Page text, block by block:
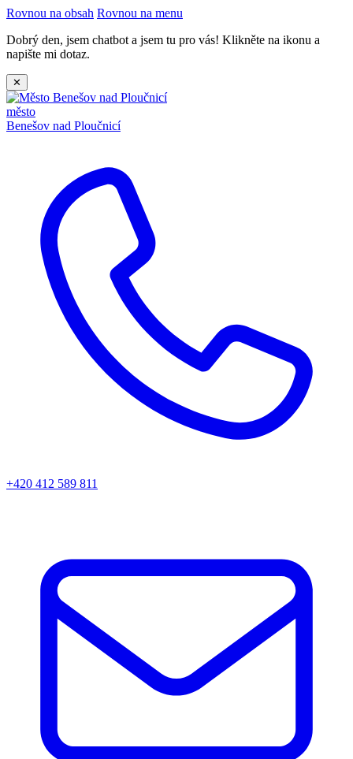
Rovnou na obsah Rovnou na menu
Dobrý den, jsem chatbot a jsem tu pro vás! Klikněte na ikonu a
napište mi dotaz.
✕
město
Benešov nad Ploučnicí
+420 412 589 811